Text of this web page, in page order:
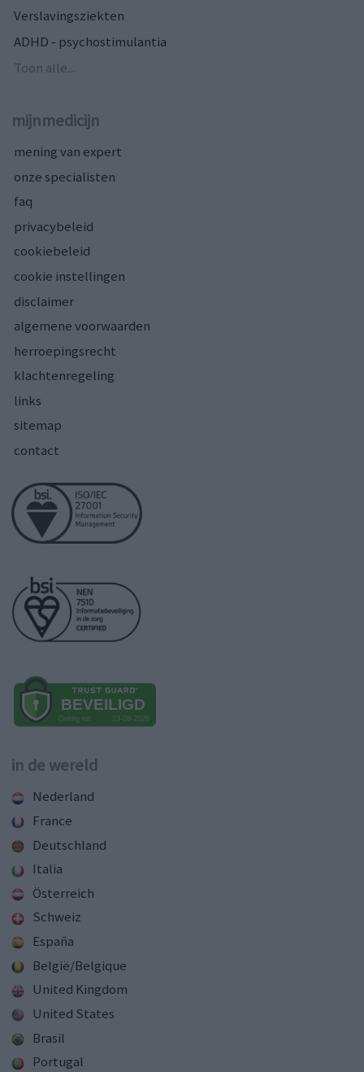
Verslavingsziekten
ADHD - psychostimulantia
Toon alle...
mijnmedicijn
mening van expert
onze specialisten
faq
privacybeleid
cookiebeleid
cookie instellingen
disclaimer
algemene voorwaarden
herroepingsrecht
klachtenregeling
links
sitemap
contact
in de wereld
Nederland
France
Deutschland
Italia
Österreich
Schweiz
España
België/Belgique
United Kingdom
United States
Brasil
Portugal